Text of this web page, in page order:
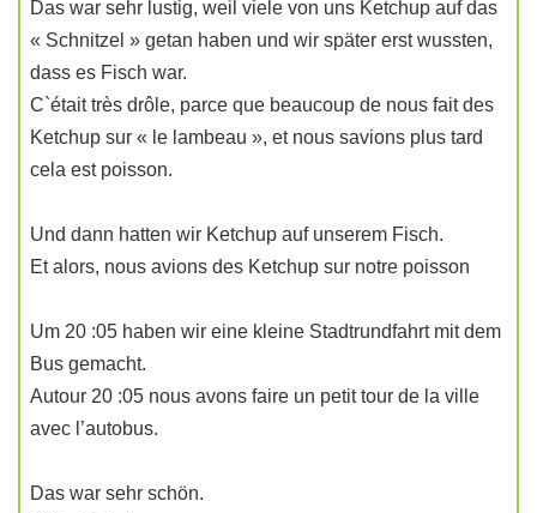
Das war sehr lustig, weil viele von uns Ketchup auf das
« Schnitzel » getan haben und wir später erst wussten,
dass es Fisch war.
C`était très drôle, parce que beaucoup de nous fait des
Ketchup sur « le lambeau », et nous savions plus tard
cela est poisson.
Und dann hatten wir Ketchup auf unserem Fisch.
Et alors, nous avions des Ketchup sur notre poisson
Um 20 :05 haben wir eine kleine Stadtrundfahrt mit dem
Bus gemacht.
Autour 20 :05 nous avons faire un petit tour de la ville
avec l’autobus.
Das war sehr schön.